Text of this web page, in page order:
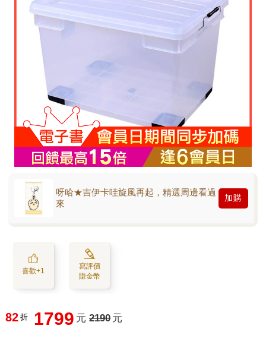
呀哈★吉伊卡哇旋風再起，精選周邊看過
來
加購
喜歡+1
寫評價
賺金幣
82 折 1799 元 2190 元